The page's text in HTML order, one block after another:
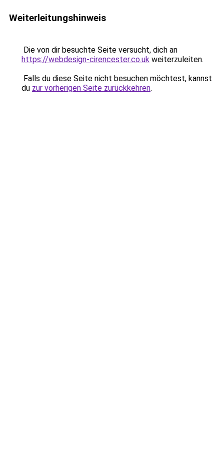
Weiterleitungshinweis
Die von dir besuchte Seite versucht, dich an
https://webdesign-cirencester.co.uk weiterzuleiten.
Falls du diese Seite nicht besuchen möchtest, kannst
du zur vorherigen Seite zurückkehren.